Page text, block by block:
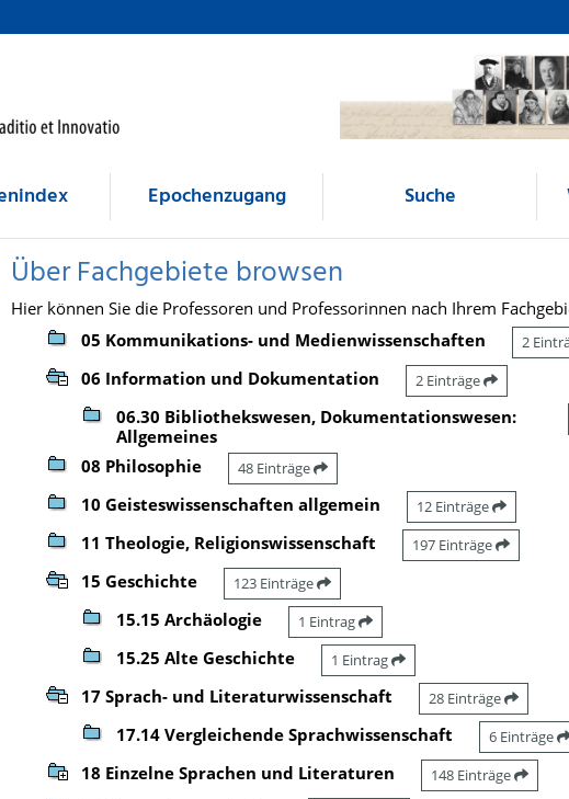
Epochenzugang Suche
Über Fachgebiete browsen
Hier können Sie die Professoren und Professorinnen nach Ihrem
05 Kommunikations- und Medienwissenschaften
2
06 Information und Dokumentation 2 Einträge
06.30 Bibliothekswesen, Dokumentationswesen:
Allgemeines
08 Philosophie 48 Einträge
10 Geisteswissenschaften allgemein 12 Einträge
11 Theologie, Religionswissenschaft 197 Einträge
15 Geschichte 123 Einträge
15.15 Archäologie 1 Eintrag
15.25 Alte Geschichte 1 Eintrag
17 Sprach- und Literaturwissenschaft 28 Einträge
17.14 Vergleichende Sprachwissenschaft 6 Einträge
18 Einzelne Sprachen und Literaturen 148 Einträge